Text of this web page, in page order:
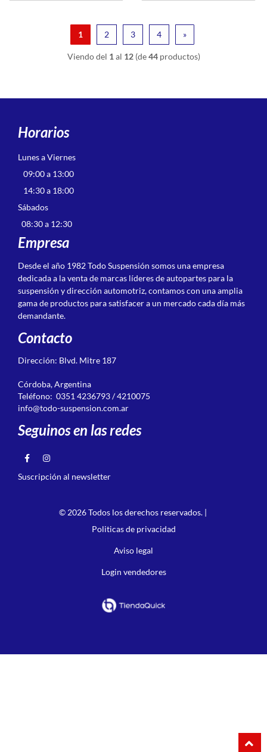
1 2 3 4 »
Viendo del 1 al 12(de44productos)
Horarios
Lunes a Viernes
09:00 a 13:00
14:30 a 18:00
Sábados
08:30 a 12:30
Empresa
Desde el año 1982 Todo Suspensión somos una empresa
dedicada a la venta de marcas líderes de autopartes para la
suspensión y dirección automotriz, contamos con una amplia
gama de productos para satisfacer a un mercado cada día más
demandante.
Contacto
Dirección: Blvd. Mitre 187
Córdoba, Argentina
Teléfono: 0351 4236793 / 4210075
info@todo-suspension.com.ar
Seguinos en las redes
Suscripción al newsletter
© 2026 Todos los derechos reservados. |
Politicas de privacidad
Aviso legal
Login vendedores